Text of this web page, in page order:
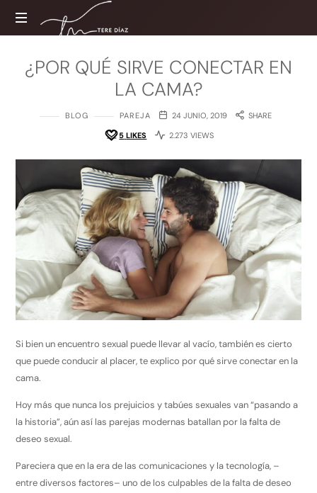
Tere
web
¿POR QUÉ SIRVE CONECTAR EN
LA CAMA?
BLOG PAREJA 24 JUNIO, 2019
SHARE
5 LIKES 2.273 VIEWS
Si bien un encuentro sexual puede llevar al vacío, también es cierto
que puede conducir al placer, te explico por qué sirve conectar en la
cama.
Hoy más que nunca los prejuicios y tabúes sexuales van “pasando a
la historia”, aún así las parejas modernas batallan por la falta de
deseo sexual.
Pareciera que en la era de las comunicaciones y la tecnología, –
entre diversos factores– uno de los culpables de la falta de deseo